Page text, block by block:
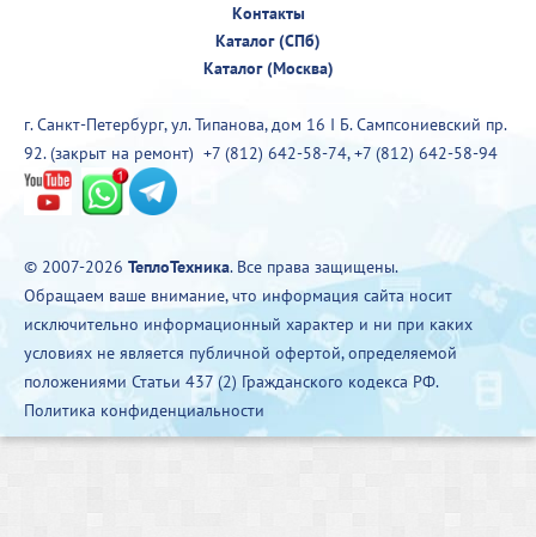
Контакты
Каталог (СПб)
Каталог (Москва)
г. Санкт-Петербург, ул. Типанова, дом 16 I Б. Сампсониевский пр.
92. (закрыт на ремонт) +7 (812) 642-58-74,+7 (812) 642-58-94
© 2007-2026 ТеплоТехника. Все права защищены.
Обращаем ваше внимание, что информация сайта носит
исключительно информационный характер и ни при каких
условиях не является публичной офертой, определяемой
положениями Статьи 437 (2) Гражданского кодекса РФ.
Политика конфиденциальности